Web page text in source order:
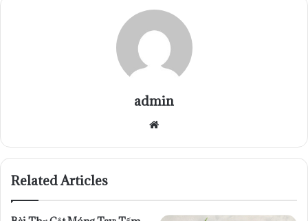
admin
Website
Related Articles